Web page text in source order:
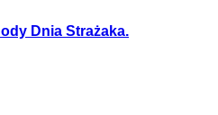
Dnia Strażaka.